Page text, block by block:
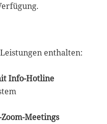
enthalten:
Info-Hotline
Meetings